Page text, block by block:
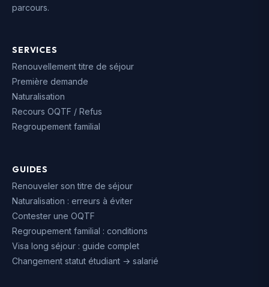
parcours.
SERVICES
Renouvellement titre de séjour
Première demande
Naturalisation
Recours OQTF / Refus
Regroupement familial
GUIDES
Renouveler son titre de séjour
Naturalisation : erreurs à éviter
Contester une OQTF
Regroupement familial : conditions
Visa long séjour : guide complet
Changement statut étudiant → salarié